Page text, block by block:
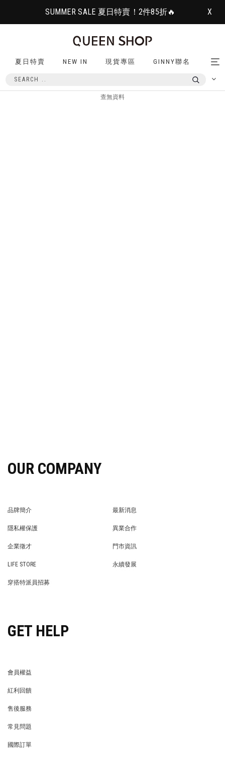
SUMMER SALE 夏日特賣！2件85折🔥 X
夏日特賣 NEW IN 現貨專區 GINNY聯名
查無資料
OUR COMPANY
品牌簡介
最新消息
隱私權保護
異業合作
企業徵才
門市資訊
LIFE STORE
永續發展
穿搭特派員招募
GET HELP
會員權益
紅利回饋
售後服務
常見問題
國際訂單